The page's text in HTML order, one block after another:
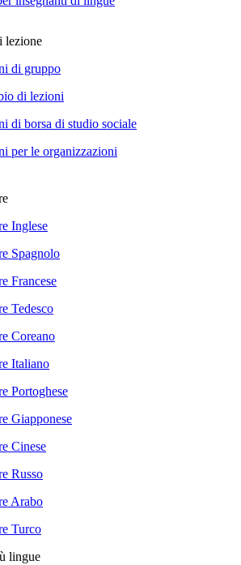
lezione
di gruppo
di lezioni
di borsa di studio sociale
per le organizzazioni
Inglese
Spagnolo
Francese
Tedesco
Coreano
Italiano
Portoghese
Giapponese
Cinese
Russo
Arabo
Turco
lingue